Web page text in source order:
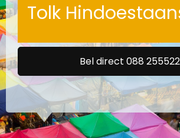
Tolk
Bel direct 088